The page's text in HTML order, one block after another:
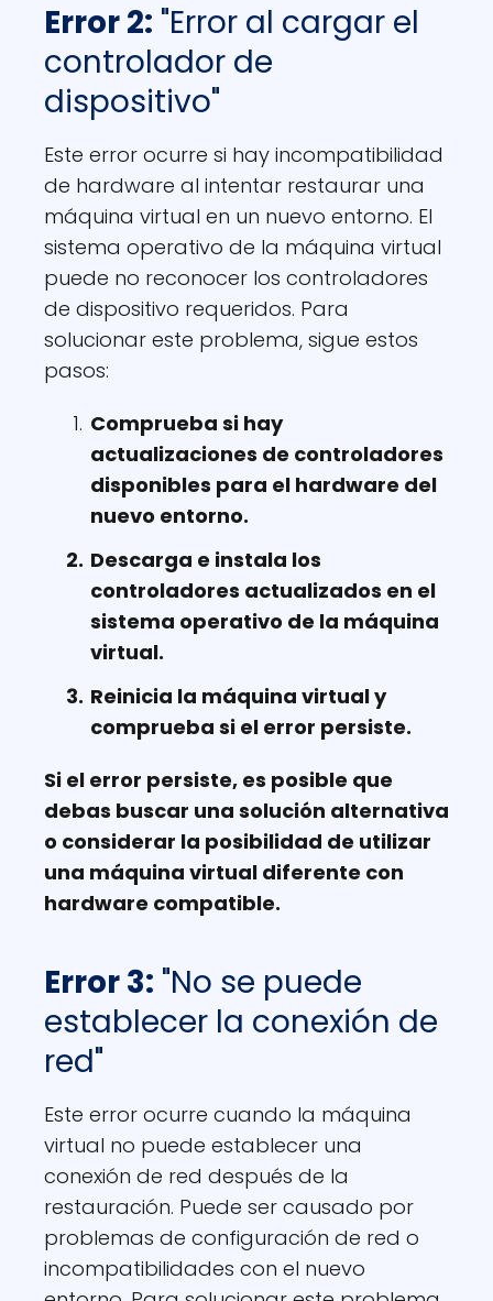
Error 2: "Error al cargar el
controlador de
dispositivo"
Este error ocurre si hay incompatibilidad
de hardware al intentar restaurar una
máquina virtual en un nuevo entorno. El
sistema operativo de la máquina virtual
puede no reconocer los controladores
de dispositivo requeridos. Para
solucionar este problema, sigue estos
pasos:
Comprueba si hay
actualizaciones de controladores
disponibles para el hardware del
nuevo entorno.
Descarga e instala los
controladores actualizados en el
sistema operativo de la máquina
virtual.
Reinicia la máquina virtual y
comprueba si el error persiste.
Si el error persiste, es posible que
debas buscar una solución alternativa
o considerar la posibilidad de utilizar
una máquina virtual diferente con
hardware compatible.
Error 3: "No se puede
establecer la conexión de
red"
Este error ocurre cuando la máquina
virtual no puede establecer una
conexión de red después de la
restauración. Puede ser causado por
problemas de configuración de red o
incompatibilidades con el nuevo